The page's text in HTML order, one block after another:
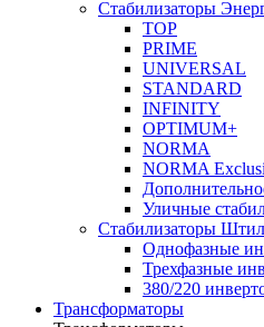
Стабилизаторы
TOP
PRIME
UNIVERSAL
STANDARD
INFINITY
OPTIMUM+
NORMA
NORMA
Уличные
Стабилизаторы
Однофазные
Трехфазные
380/220
Трансформаторы